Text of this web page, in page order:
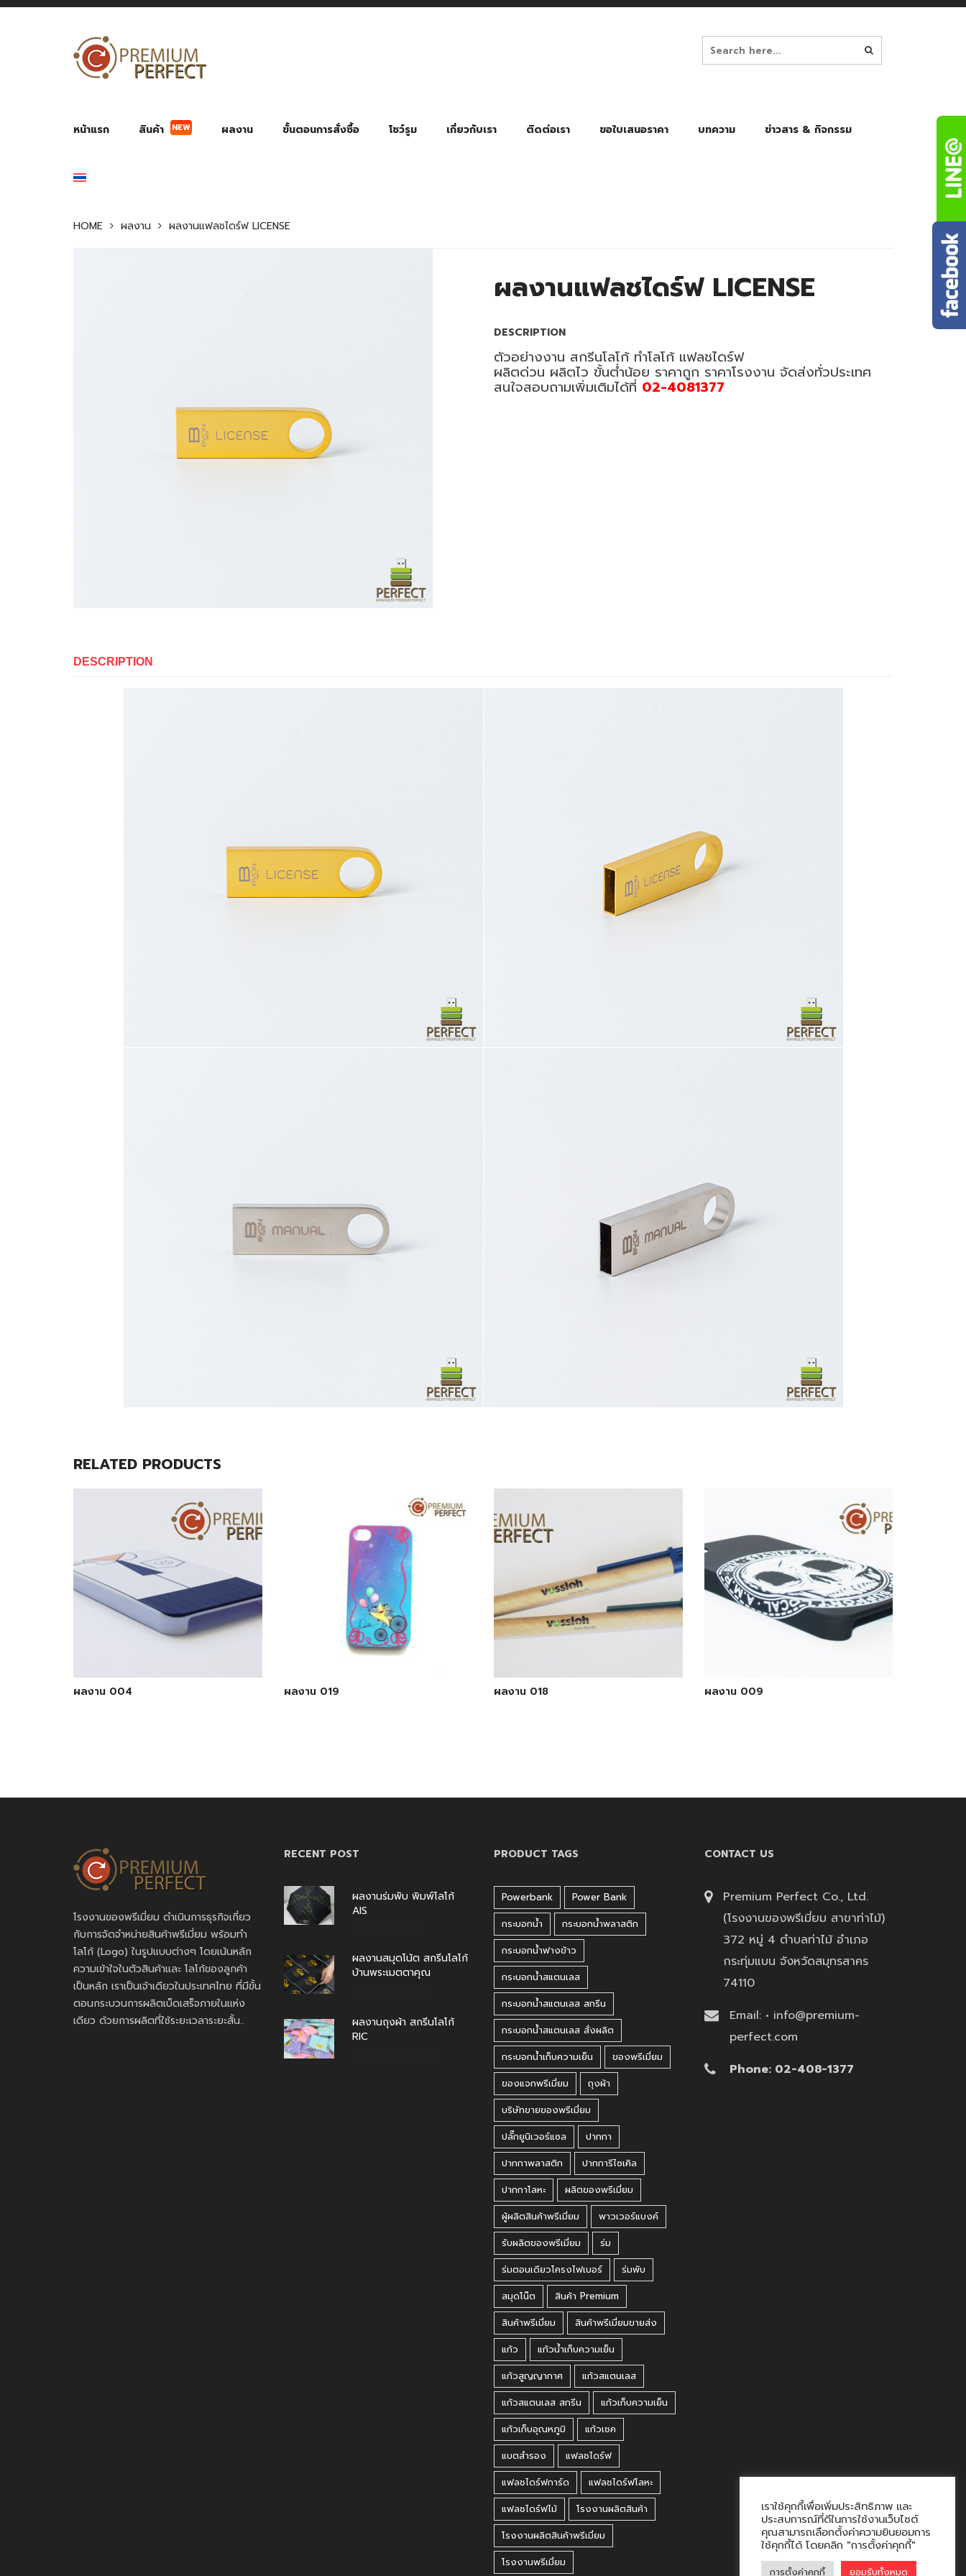
หน้าแรก สินค้า NEW ผลงาน ขั้นตอนการสั่งซื้อ โชว์รูม เกี่ยวกับเรา ติดต่อเรา ขอใบเสนอราคา บทความ ข่าวสาร & กิจกรรม
HOME ผลงาน ผลงานแฟลชไดร์ฟ LICENSE
ผลงานแฟลชไดร์ฟ LICENSE
DESCRIPTION
ตัวอย่างงาน สกรีนโลโก้ ทำโลโก้ แฟลชไดร์ฟ
ผลิตด่วน ผลิตไว ขั้นต่ำน้อย ราคาถูก ราคาโรงงาน จัดส่งทั่วประเทศ
สนใจสอบถามเพิ่มเติมได้ที่ 02-4081377
DESCRIPTION
RELATED PRODUCTS
ผลงาน 004 ผลงาน 019 ผลงาน 018 ผลงาน 009
โรงงานของพรีเมี่ยม ดำเนินการธุรกิจเกี่ยว
กับการจัดจำหน่ายสินค้าพรีเมี่ยม พร้อมทำ
โลโก้ (Logo) ในรูปแบบต่างๆ โดยเน้นหลัก
ความเข้าใจในตัวสินค้าและ โลโก้ของลูกค้า
เป็นหลัก เราเป็นเจ้าเดียวในประเทศไทย ที่มีขั้น
ตอนกระบวนการผลิตเบ็ดเสร็จภายในแห่ง
เดียว ด้วยการผลิตที่ใช้ระยะเวลาระยะสั้น..
RECENT POST
ผลงานร่มพับ พิมพ์โลโก้
AIS
ผลงานสมุดโน้ต สกรีนโลโก้
บ้านพระเมตตาคุณ
ผลงานถุงผ้า สกรีนโลโก้
RIC
PRODUCT TAGS
Powerbank
Power Bank
กระบอกน้ำ
กระบอกน้ำพลาสติก
กระบอกน้ำฟางข้าว
กระบอกน้ำสแตนเลส
กระบอกน้ำสแตนเลส สกรีน
กระบอกน้ำสแตนเลส สั่งผลิต
กระบอกน้ำเก็บความเย็น
ของพรีเมี่ยม
ของแจกพรีเมี่ยม
ถุงผ้า
บริษัทขายของพรีเมี่ยม
ปลั๊กยูนิเวอร์แซล
ปากกา
ปากกาพลาสติก
ปากการีไซเคิล
ปากกาโลหะ
ผลิตของพรีเมี่ยม
ผู้ผลิตสินค้าพรีเมี่ยม
พาวเวอร์แบงค์
รับผลิตของพรีเมี่ยม
ร่ม
ร่มตอนเดียวโครงไฟเบอร์
ร่มพับ
สมุดโน๊ต
สินค้า Premium
สินค้าพรีเมี่ยม
สินค้าพรีเมี่ยมขายส่ง
แก้ว
แก้วน้ำเก็บความเย็น
แก้วสูญญากาศ
แก้วสแตนเลส
แก้วสแตนเลส สกรีน
แก้วเก็บความเย็น
แก้วเก็บอุณหภูมิ
แก้วเชค
แบตสำรอง
แฟลชไดร์ฟ
แฟลชไดร์ฟการ์ด
แฟลชไดร์ฟโลหะ
แฟลชไดร์ฟไม้
โรงงานผลิตสินค้า
โรงงานผลิตสินค้าพรีเมี่ยม
โรงงานพรีเมี่ยม
CONTACT US
Premium Perfect Co., Ltd.
(โรงงานของพรีเมี่ยม สาขาท่าไม้)
372 หมู่ 4 ตำบลท่าไม้ อำเภอ
กระทุ่มแบน จังหวัดสมุทรสาคร
74110
Email: • info@premium-
perfect.com
Phone: 02-408-1377
เราใช้คุกกี้เพื่อเพิ่มประสิทธิภาพ และ
ประสบการณ์ที่ดีในการใช้งานเว็บไซต์
คุณสามารถเลือกตั้งค่าความยินยอมการ
ใช้คุกกี้ได้ โดยคลิก "การตั้งค่าคุกกี้"
การตั้งค่าคุกกี้ ยอมรับทั้งหมด